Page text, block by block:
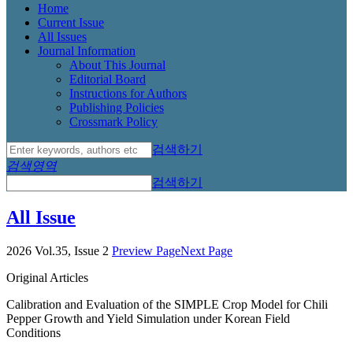
Home
Current Issue
All Issues
Journal Information
About This Journal
Editorial Board
Instructions for Authors
Publishing Policies
Crossmark Policy
검색하기
검색영역
검색하기
All Issue
2026 Vol.35, Issue 2 Preview PageNext Page
Original Articles
Calibration and Evaluation of the SIMPLE Crop Model for Chili
Pepper Growth and Yield Simulation under Korean Field
Conditions